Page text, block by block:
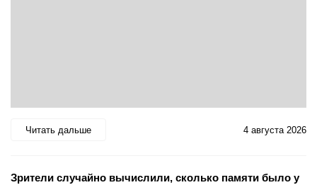
Читать дальше 4 августа 2026
Зрители случайно вычислили, сколько памяти было у